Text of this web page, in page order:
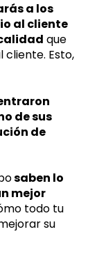
a los
al cliente
que
cliente. Esto,
de sus
de
saben lo
mejor
todo tu
su